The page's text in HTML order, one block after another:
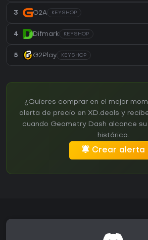
3 G2A KEYSHOP
4 Difmark KEYSHOP
5 G2Play KEYSHOP
¿Quieres comprar en el mejor
alerta de precio en XD.deals y
cuando Geometry Dash alcance
histórico.
Crear alerta